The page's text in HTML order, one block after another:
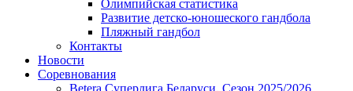
Олимпийская статистика
Развитие детско-юношеского гандбола
Пляжный гандбол
Контакты
Новости
Соревнования
Betera Суперлига Беларуси. Сезон 2025/2026